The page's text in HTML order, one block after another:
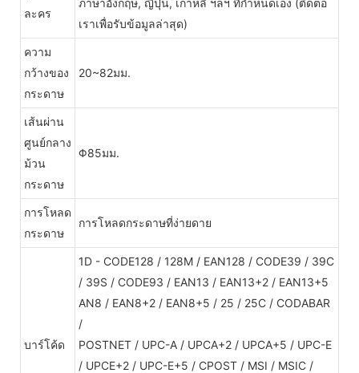
ละคร
เราเพื่อรับข้อมูลล่าสุด)
ความ
กว้างของ
กระดาษ
20~82มม.
เส้นผ่าน
ศูนย์กลาง
ม้วน
กระดาษ
Φ85มม.
การโหลด
กระดาษ
การโหลดกระดาษที่ง่ายดาย
บาร์โค้ด
1D - CODE128 / 128M / EAN128 / CODE39 / 39C
/ 39S / CODE93 / EAN13 / EAN13+2 / EAN13+5
AN8 / EAN8+2 / EAN8+5 / 25 / 25C / CODABAR
/
POSTNET / UPC-A / UPCA+2 / UPCA+5 / UPC-E
/ UPCE+2 / UPC-E+5 / CPOST / MSI / MSIC /